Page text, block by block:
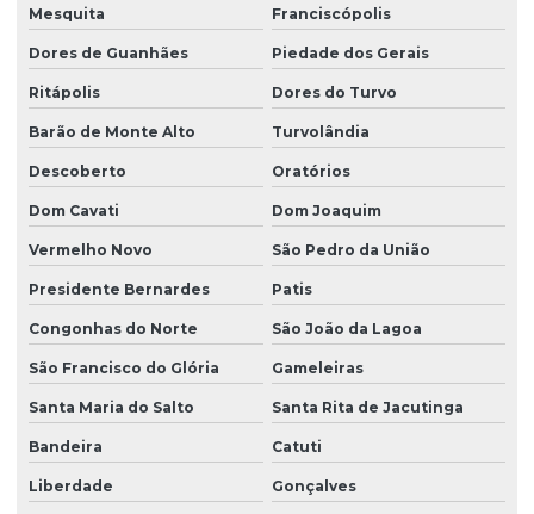
Mesquita Franciscópolis
Dores de Guanhães Piedade dos Gerais
Ritápolis Dores do Turvo
Barão de Monte Alto Turvolândia
Descoberto Oratórios
Dom Cavati Dom Joaquim
Vermelho Novo São Pedro da União
Presidente Bernardes Patis
Congonhas do Norte São João da Lagoa
São Francisco do Glória Gameleiras
Santa Maria do Salto Santa Rita de Jacutinga
Bandeira Catuti
Liberdade Gonçalves